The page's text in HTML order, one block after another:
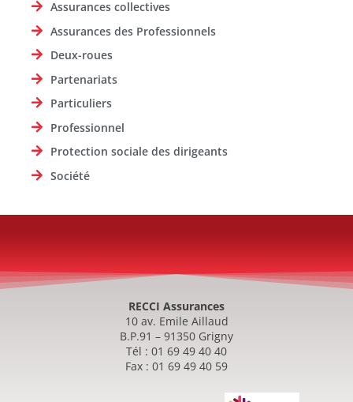
Assurances collectives
Assurances des Professionnels
Deux-roues
Partenariats
Particuliers
Professionnel
Protection sociale des dirigeants
Société
RECCI Assurances
10 av. Emile Aillaud
B.P.91 – 91350 Grigny
Tél : 01 69 49 40 40
Fax : 01 69 49 40 59